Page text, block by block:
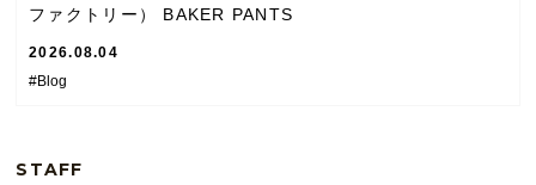
ファクトリー） BAKER PANTS
2026.08.04
#Blog
STAFF